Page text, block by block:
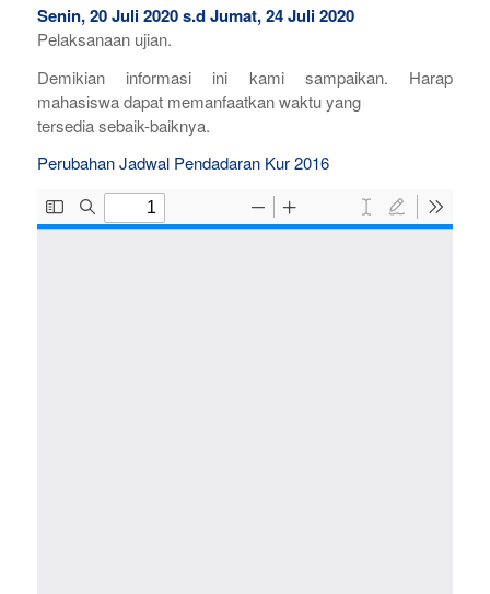
Senin, 20 Juli 2020 s.d Jumat, 24 Juli 2020
Pelaksanaan ujian.
Demikian informasi ini kami sampaikan. Harap
mahasiswa dapat memanfaatkan waktu yang
tersedia sebaik-baiknya.
Perubahan Jadwal Pendadaran Kur 2016